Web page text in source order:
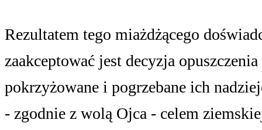
Rezultatem tego miażdżącego
zaakceptować jest decyzja
pokrzyżowane i pogrzebane ich
- zgodnie z wolą Ojca - celem